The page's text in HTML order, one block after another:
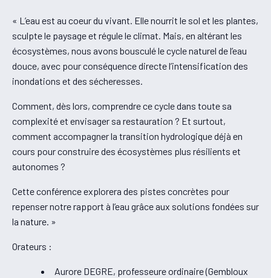
« L’eau est au coeur du vivant. Elle nourrit le sol et les plantes,
sculpte le paysage et régule le climat. Mais, en altérant les
écosystèmes, nous avons bousculé le cycle naturel de l’eau
douce, avec pour conséquence directe l’intensification des
inondations et des sécheresses.
Comment, dès lors, comprendre ce cycle dans toute sa
complexité et envisager sa restauration ? Et surtout,
comment accompagner la transition hydrologique déjà en
cours pour construire des écosystèmes plus résilients et
autonomes ?
Cette conférence explorera des pistes concrètes pour
repenser notre rapport à l’eau grâce aux solutions fondées sur
la nature. »
Orateurs :
Aurore DEGRE, professeure ordinaire (Gembloux